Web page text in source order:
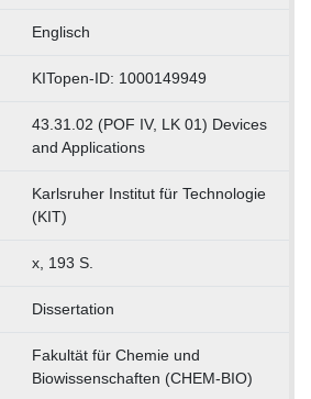
Englisch
KITopen-ID: 1000149949
43.31.02 (POF IV, LK 01) Devices
and Applications
Karlsruher Institut für Technologie
(KIT)
x, 193 S.
Dissertation
Fakultät für Chemie und
Biowissenschaften (CHEM-BIO)